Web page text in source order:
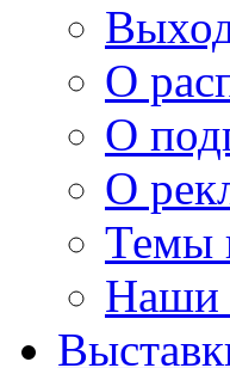
О
О
О
Темы
Наши